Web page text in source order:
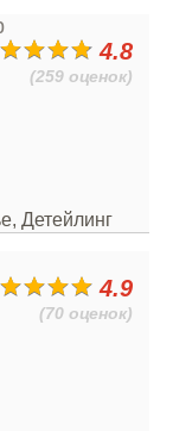
4.8
(259 оценок)
Детейлинг
4.9
(70 оценок)